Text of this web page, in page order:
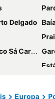
Rio
Spa Hotel
Hotel
Delgado
Carneiro
Europa